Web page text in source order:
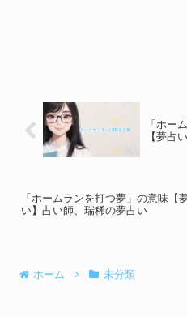
「ホー
【夢占
「ホームランを打つ夢」の意味【
い】占い師、瑞稀の夢占い
ホーム 未分類